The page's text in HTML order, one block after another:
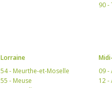
90
Lorraine
54 - Meurthe-et-Moselle
55 - Meuse
09 -
12 -